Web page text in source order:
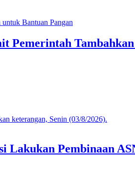
Pemerintah
Lakukan Pembinaan